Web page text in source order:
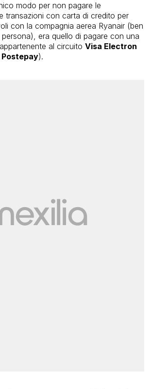
modo per non pagare le
transazioni con carta di credito per
con la compagnia aerea Ryanair (ben
era quello di pagare con una
al circuito Visa Electron
Postepay).